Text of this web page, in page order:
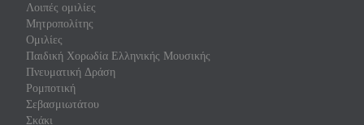
Λοιπές ομιλίες
Μητροπολίτης
Ομιλίες
Παιδική Χορωδία Ελληνικής Μουσικής
Πνευματική Δράση
Ρομποτική
Σεβασμιωτάτου
Σκάκι